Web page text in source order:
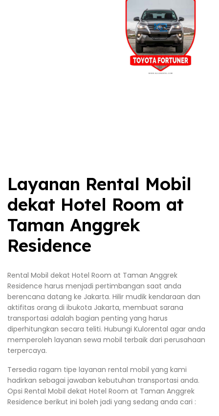
Layanan Rental Mobil
dekat Hotel Room at
Taman Anggrek
Residence
Rental Mobil dekat Hotel Room at Taman Anggrek
Residence harus menjadi pertimbangan saat anda
berencana datang ke Jakarta. Hilir mudik kendaraan dan
aktifitas orang di ibukota Jakarta, membuat sarana
transportasi adalah bagian penting yang harus
diperhitungkan secara teliti. Hubungi Kulorental agar anda
memperoleh layanan sewa mobil terbaik dari perusahaan
terpercaya.
Tersedia ragam tipe layanan rental mobil yang kami
hadirkan sebagai jawaban kebutuhan transportasi anda.
Opsi Rental Mobil dekat Hotel Room at Taman Anggrek
Residence berikut ini boleh jadi yang sedang anda cari :